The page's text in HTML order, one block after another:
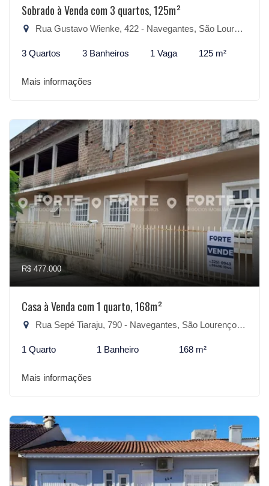
Sobrado à Venda com 3 quartos, 125m²
Rua Gustavo Wienke, 422 - Navegantes, São Lourenço do Sul-RS
3 Quartos 3 Banheiros 1 Vaga 125 m²
Mais informações
R$ 477.000
Casa à Venda com 1 quarto, 168m²
Rua Sepé Tiaraju, 790 - Navegantes, São Lourenço do Sul-RS
1 Quarto 1 Banheiro 168 m²
Mais informações